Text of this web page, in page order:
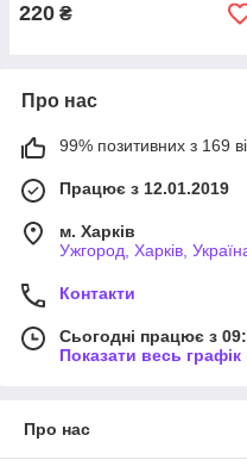
220 ₴
Про нас
99% позитивних з 169
Працює з 12.01.2019
м. Харків
Ужгород, Харків,
Контакти
Сьогодні працює з
Показати весь
Про нас